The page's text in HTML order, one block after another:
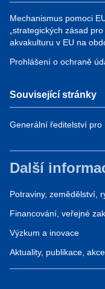
Mechanismus pomoci
„strategických zásad
akvakulturu v EU na
Prohlášení o ochraně
Související stránky
Generální ředitelství
Další
Potraviny, zemědělství,
Financování, veřejné
Výzkum a inovace
Aktuality, publikace, akce